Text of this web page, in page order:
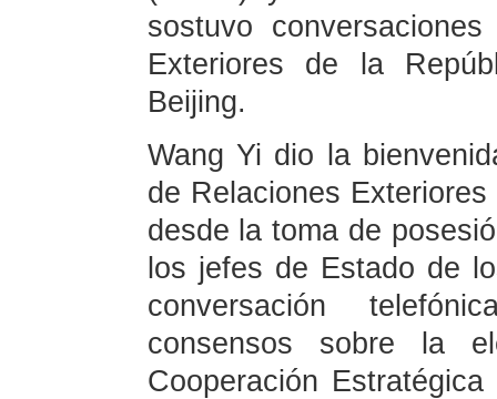
sostuvo
Exteriores de la
Beijing.
Wang Yi dio la
de Relaciones
desde la toma de
los jefes de Estado de
conversación
consensos sobre la
Cooperación